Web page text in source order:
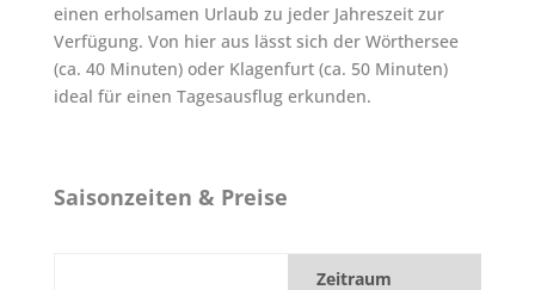
einen erholsamen Urlaub zu jeder Jahreszeit zur
Verfügung. Von hier aus lässt sich der Wörthersee
(ca. 40 Minuten) oder Klagenfurt (ca. 50 Minuten)
ideal für einen Tagesausflug erkunden.
Saisonzeiten & Preise
Zeitraum